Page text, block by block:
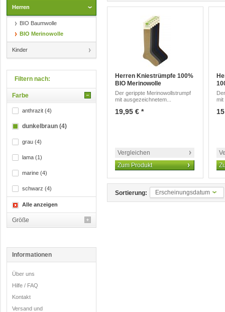
Herren
BIO Baumwolle
BIO Merinowolle
Kinder
Filtern nach:
Farbe
anthrazit (4)
dunkelbraun (4)
grau (4)
lama (1)
marine (4)
schwarz (4)
Alle anzeigen
Größe
Informationen
Über uns
Hilfe / FAQ
Kontakt
Versand und
Herren Kniestrümpfe 100%
BIO Merinowolle
Der gerippte Merinowollstrumpf
mit ausgezeichnetem...
19,95 € *
Vergleichen
Zum Produkt
mit
Sortierung: Erscheinungsdatum